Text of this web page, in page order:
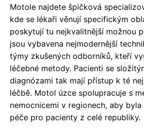
Motole najdete špičková
kde se lékaři věnují specifickým
poskytují tu nejkvalitnější možnou
jsou vybavena nejmodernější
týmy zkušených odborníků, kteří
léčebné metody. Pacienti se
diagnózami tak mají přístup k té
léčbě. Motol úzce spolupracuje s
nemocnicemi v regionech, aby
péče pro pacienty z celé republiky.